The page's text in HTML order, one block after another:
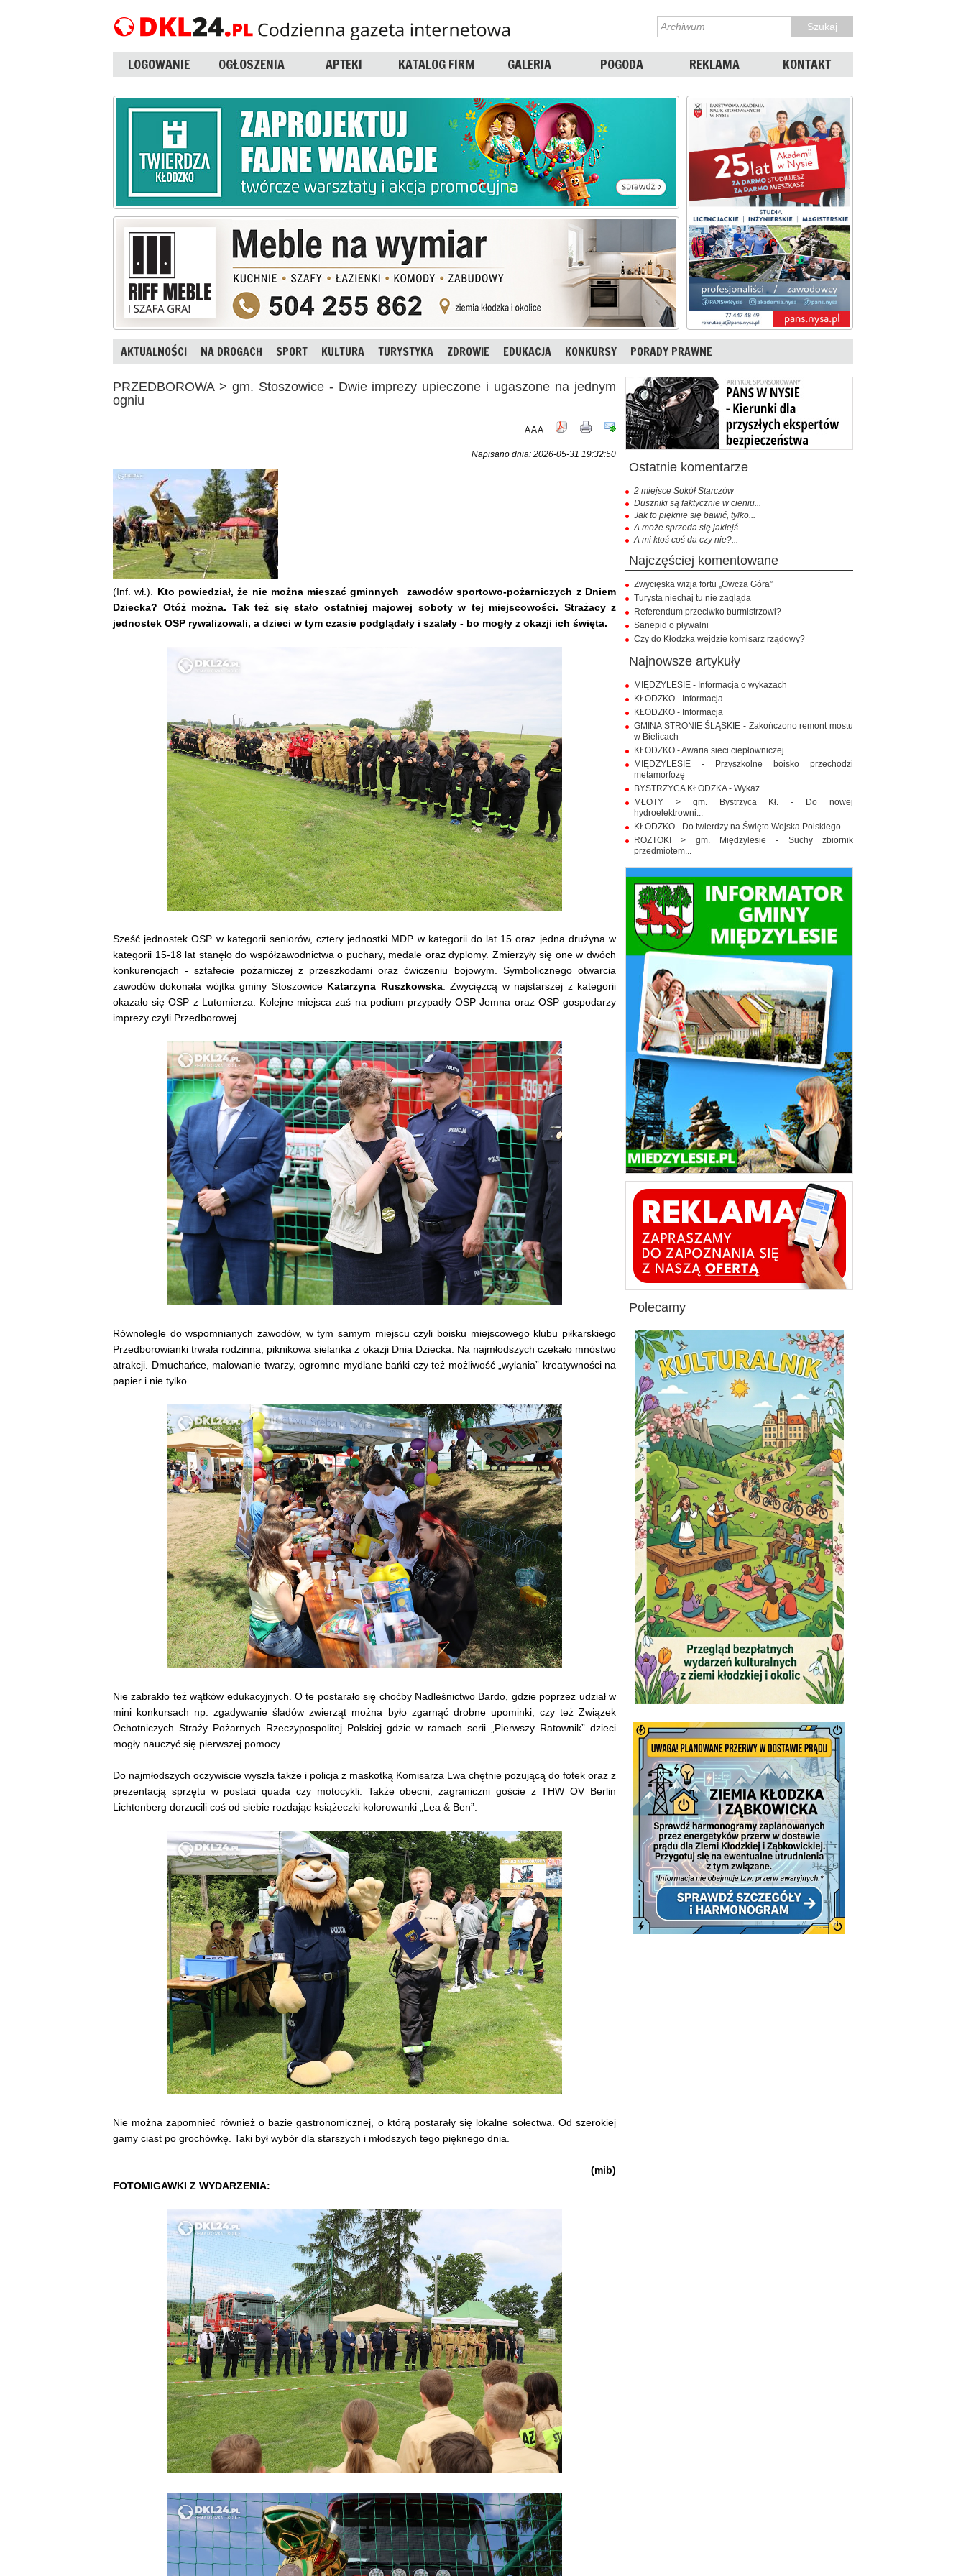
LOGOWANIE OGŁOSZENIA APTEKI KATALOG FIRM GALERIA POGODA REKLAMA KONTAKT
AKTUALNOŚCI NA DROGACH SPORT KULTURA TURYSTYKA ZDROWIE EDUKACJA KONKURSY PORADY PRAWNE
PRZEDBOROWA > gm. Stoszowice - Dwie imprezy upieczone i ugaszone na jednym
ogniu
AAA
Napisano dnia: 2026-05-31 19:32:50
(Inf. wł.). Kto powiedział, że nie można mieszać gminnych zawodów sportowo-pożarniczych z Dniem
Dziecka? Otóż można. Tak też się stało ostatniej majowej soboty w tej miejscowości. Strażacy z
jednostek OSP rywalizowali, a dzieci w tym czasie podglądały i szalały - bo mogły z okazji ich święta.
Sześć jednostek OSP w kategorii seniorów, cztery jednostki MDP w kategorii do lat 15 oraz jedna drużyna w
kategorii 15-18 lat stanęło do współzawodnictwa o puchary, medale oraz dyplomy. Zmierzyły się one w dwóch
konkurencjach - sztafecie pożarniczej z przeszkodami oraz ćwiczeniu bojowym. Symbolicznego otwarcia
zawodów dokonała wójtka gminy Stoszowice Katarzyna Ruszkowska. Zwycięzcą w najstarszej z kategorii
okazało się OSP z Lutomierza. Kolejne miejsca zaś na podium przypadły OSP Jemna oraz OSP gospodarzy
imprezy czyli Przedborowej.
Równolegle do wspomnianych zawodów, w tym samym miejscu czyli boisku miejscowego klubu piłkarskiego
Przedborowianki trwała rodzinna, piknikowa sielanka z okazji Dnia Dziecka. Na najmłodszych czekało mnóstwo
atrakcji. Dmuchańce, malowanie twarzy, ogromne mydlane bańki czy też możliwość „wylania” kreatywności na
papier i nie tylko.
Nie zabrakło też wątków edukacyjnych. O te postarało się choćby Nadleśnictwo Bardo, gdzie poprzez udział w
mini konkursach np. zgadywanie śladów zwierząt można było zgarnąć drobne upominki, czy też Związek
Ochotniczych Straży Pożarnych Rzeczypospolitej Polskiej gdzie w ramach serii „Pierwszy Ratownik” dzieci
mogły nauczyć się pierwszej pomocy.
Do najmłodszych oczywiście wyszła także i policja z maskotką Komisarza Lwa chętnie pozującą do fotek oraz z
prezentacją sprzętu w postaci quada czy motocykli. Także obecni, zagraniczni goście z THW OV Berlin
Lichtenberg dorzucili coś od siebie rozdając książeczki kolorowanki „Lea & Ben”.
Nie można zapomnieć również o bazie gastronomicznej, o którą postarały się lokalne sołectwa. Od szerokiej
gamy ciast po grochówkę. Taki był wybór dla starszych i młodszych tego pięknego dnia.
(mib)
FOTOMIGAWKI Z WYDARZENIA:
ostatnie komentarze
2 miejsce Sokół Starczów
Duszniki są faktycznie w cieniu...
Jak to pięknie się bawić, tylko...
A może sprzeda się jakiejś...
A mi ktoś coś da czy nie?...
najczęściej komentowane
Zwycięska wizja fortu „Owcza Góra”
Turysta niechaj tu nie zagląda
Referendum przeciwko burmistrzowi?
Sanepid o pływalni
Czy do Kłodzka wejdzie komisarz rządowy?
najnowsze artykuły
MIĘDZYLESIE - Informacja o wykazach
KŁODZKO - Informacja
KŁODZKO - Informacja
GMINA STRONIE ŚLĄSKIE - Zakończono remont mostu
w Bielicach
KŁODZKO - Awaria sieci ciepłowniczej
MIĘDZYLESIE - Przyszkolne boisko przechodzi
metamorfozę
BYSTRZYCA KŁODZKA - Wykaz
MŁOTY > gm. Bystrzyca Kł. - Do nowej
hydroelektrowni...
KŁODZKO - Do twierdzy na Święto Wojska Polskiego
ROZTOKI > gm. Międzylesie - Suchy zbiornik
przedmiotem...
polecamy